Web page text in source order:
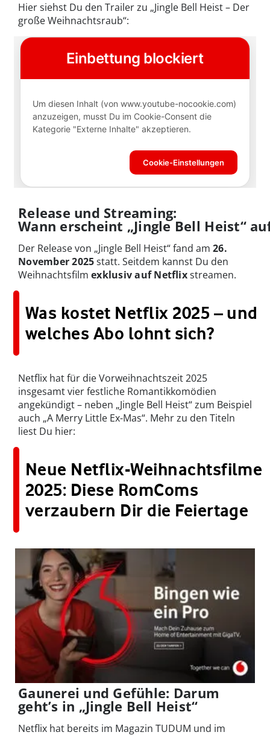
Hier siehst Du den Trailer zu „Jingle Bell Heist – Der
große Weihnachtsraub“:
Release und Streaming:
Wann erscheint „Jingle Bell Heist“
Der Release von „Jingle Bell Heist“ fand am 26.
November 2025statt. Seitdem kannst Du den
Weihnachtsfilm exklusiv auf Netflixstreamen.
Was kostet Netflix 2025 – und
welches Abo lohnt sich?
Netflix hat für die Vorweihnachtszeit 2025
insgesamt vier festliche Romantikkomödien
angekündigt – neben „Jingle Bell Heist“ zum Beispiel
auch „A Merry Little Ex-Mas“. Mehr zu den Titeln
liest Du hier:
Neue Netflix-Weihnachtsfilme
2025: Diese RomComs
verzaubern Dir die Feiertage
Gaunerei und Gefühle: Darum
geht’s in „Jingle Bell Heist“
Netflix hat bereits im Magazin TUDUM und im